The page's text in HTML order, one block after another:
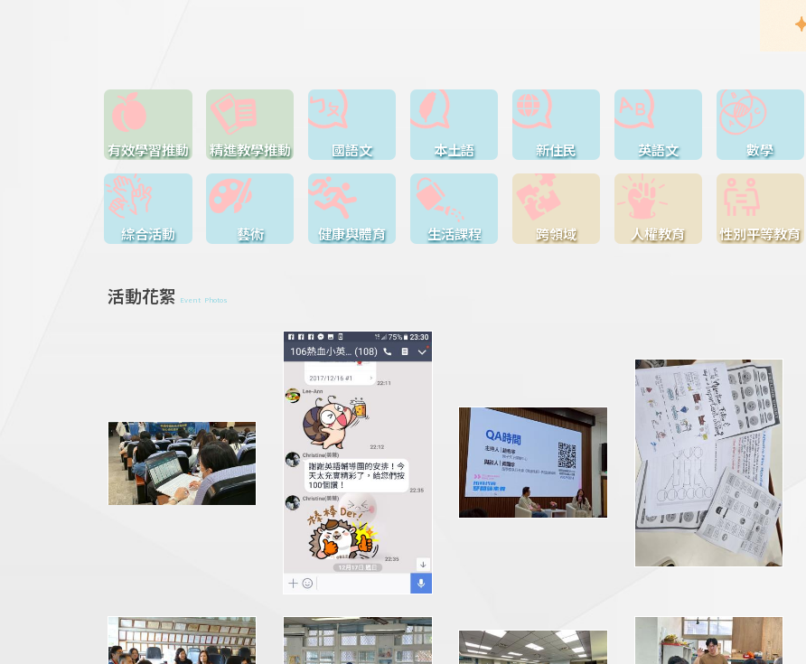
有效學習推動 精進教學推動 國語文 本土語 新住民 英語文 數學
綜合活動 藝術 健康與體育 生活課程 跨領域 人權教育 性別平等教育
活動花絮 Event Photos